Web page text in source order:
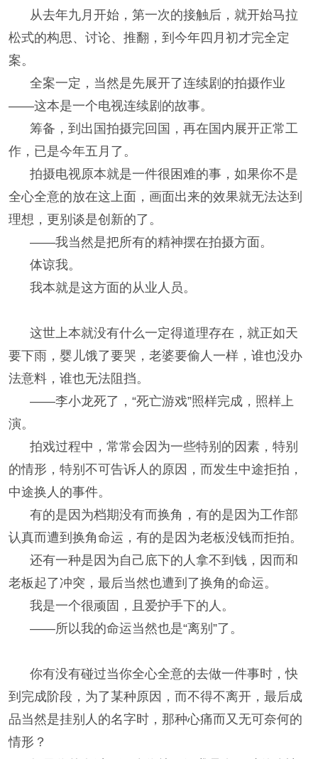
从去年九月开始，第一次的接触后，就开始马拉
松式的构思、讨论、推翻，到今年四月初才完全定
案。
全案一定，当然是先展开了连续剧的拍摄作业
——这本是一个电视连续剧的故事。
筹备，到出国拍摄完回国，再在国内展开正常工
作，已是今年五月了。
拍摄电视原本就是一件很困难的事，如果你不是
全心全意的放在这上面，画面出来的效果就无法达到
理想，更别谈是创新的了。
——我当然是把所有的精神摆在拍摄方面。
体谅我。
我本就是这方面的从业人员。
这世上本就没有什么一定得道理存在，就正如天
要下雨，婴儿饿了要哭，老婆要偷人一样，谁也没办
法意料，谁也无法阻挡。
——李小龙死了，“死亡游戏”照样完成，照样上
演。
拍戏过程中，常常会因为一些特别的因素，特别
的情形，特别不可告诉人的原因，而发生中途拒拍，
中途换人的事件。
有的是因为档期没有而换角，有的是因为工作部
认真而遭到换角命运，有的是因为老板没钱而拒拍。
还有一种是因为自己底下的人拿不到钱，因而和
老板起了冲突，最后当然也遭到了换角的命运。
我是一个很顽固，且爱护手下的人。
——所以我的命运当然也是“离别”了。
你有没有碰过当你全心全意的去做一件事时，快
到完成阶段，为了某种原因，而不得不离开，最后成
品当然是挂别人的名字时，那种心痛而又无可奈何的
情形？